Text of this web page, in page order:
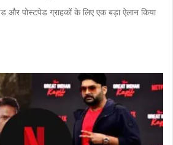
पोस्टपेड ग्राहकों के लिए एक बड़ा ऐलान किया